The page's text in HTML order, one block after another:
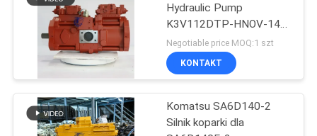
SKONTAKTUJ
NAMI
Przekładnia
obrotowa koparki
196
Hydraulic Pump
K3V112DTP-HNOV-14
Małe usta
Negotiable price MOQ:1 szt
KONTAKT
Komatsu SA6D140-2
Silnik koparki dla